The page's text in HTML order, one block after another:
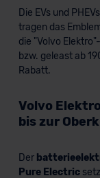
Die EVs und
tragen das
die "Volvo
bzw. geleast ab
Rabatt.
Volvo
bis zur
Der
Pure Electric